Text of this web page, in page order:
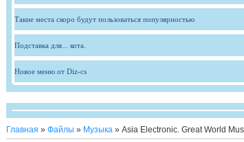
Такие места скоро будут пользоваться популярностью
Подставка для... кота.
Новое меню от Diz-cs
Главная » Файлы » Музыка » Asia Electronic. Great World